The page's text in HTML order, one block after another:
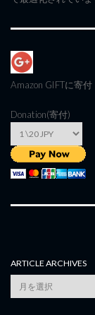
Amazon GIFTに寄付
Donation(寄付)
ARTICLE ARCHIVES
Article
Archives